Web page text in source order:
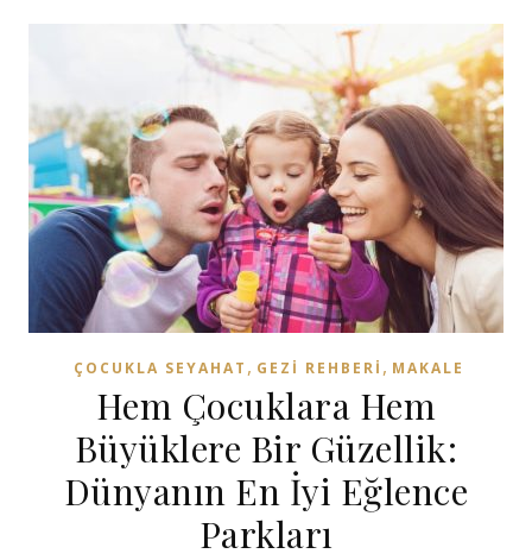
ÇOCUKLA SEYAHAT , GEZI REHBERI , MAKALE
Hem Çocuklara Hem
Büyüklere Bir Güzellik:
Dünyanın En İyi Eğlence
Parkları